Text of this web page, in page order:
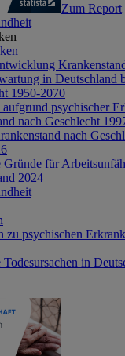
Zum Report
in Deutschland
1950-2070
psychischer
nach Geschlecht
nach
Gründe für
2024
zu psychischen
Todesursachen in